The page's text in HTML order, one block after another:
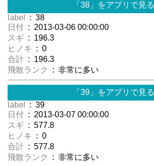
「38」をアプリで見る
label
: 38
日付 : 2013-03-06 00:00:00
スギ : 196.3
ヒノキ
: 0
合計 : 196.3
飛散ランク
: 非常に多い
「39」をアプリで見る
label
: 39
日付 : 2013-03-07 00:00:00
スギ : 577.8
ヒノキ
: 0
合計 : 577.8
飛散ランク
: 非常に多い